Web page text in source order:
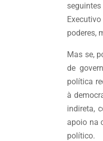
poderes,
Mas se,
de
política
à
indireta,
apoio na
político.